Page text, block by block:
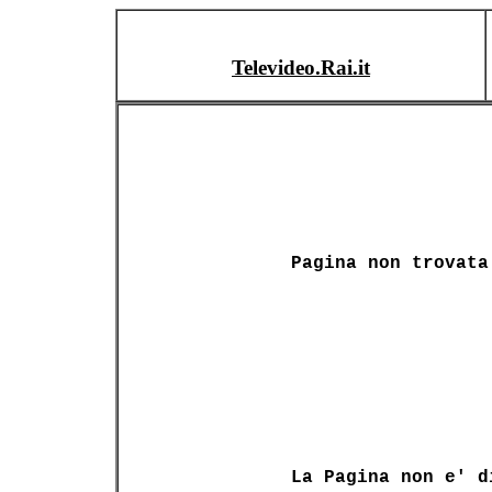
Televideo.Rai.it
Pagina non trovata
La Pagina non e'